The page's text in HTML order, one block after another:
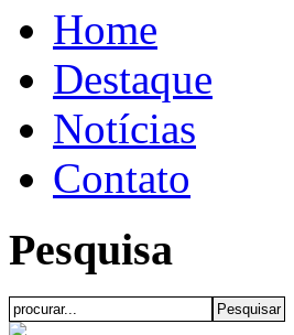
Home
Destaque
Notícias
Contato
Pesquisa